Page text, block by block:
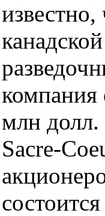
компания
млн долл.
Sacre-